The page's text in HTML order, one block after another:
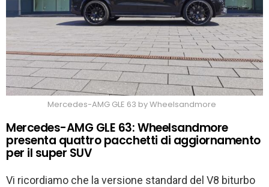
Mercedes-AMG GLE 63 by Wheelsandmore
Mercedes-AMG GLE 63: Wheelsandmore
presenta quattro pacchetti di aggiornamento
per il super SUV
Vi ricordiamo che la versione standard del V8 biturbo